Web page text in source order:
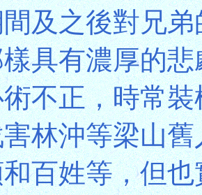
及之後對兄
具有濃厚的
不正，時常
林沖等梁山
百姓等，但